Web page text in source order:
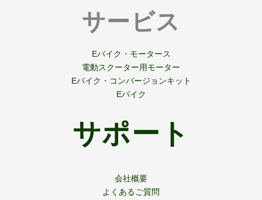
サービス
Eバイク・モータース
電動スクーター用モーター
Eバイク・コンバージョンキット
Eバイク
サポート
会社概要
よくあるご質問